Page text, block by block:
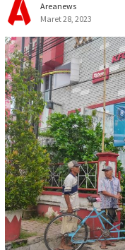
Areanews
Maret 28, 2023